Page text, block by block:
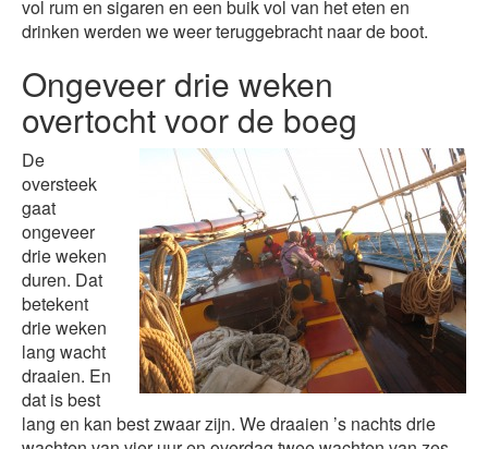
vol rum en sigaren en een buik vol van het eten en
drinken werden we weer teruggebracht naar de boot.
Ongeveer drie weken
overtocht voor de boeg
De
oversteek
gaat
ongeveer
drie weken
duren. Dat
betekent
drie weken
lang wacht
draaien. En
dat is best
lang en kan best zwaar zijn. We draaien ’s nachts drie